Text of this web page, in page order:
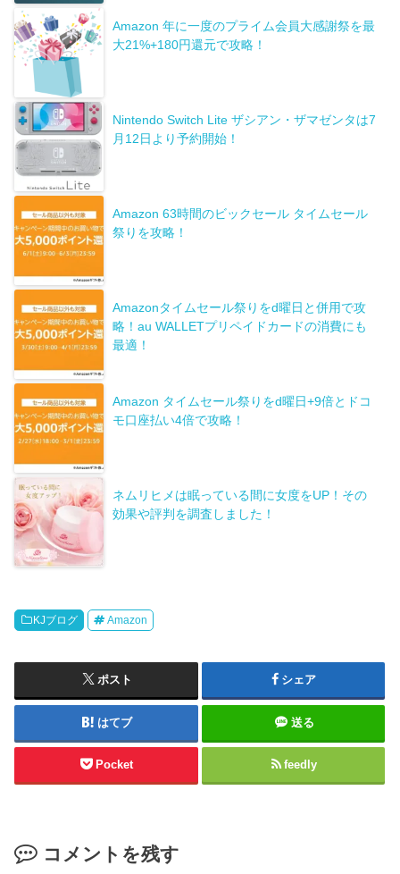
Amazon 年に一度のプライム会員大感謝祭を最
大21%+180円還元で攻略！
Nintendo Switch Lite ザシアン・ザマゼンタは7
月12日より予約開始！
Amazon 63時間のビックセール タイムセール
祭りを攻略！
Amazonタイムセール祭りをd曜日と併用で攻
略！au WALLETプリペイドカードの消費にも
最適！
Amazon タイムセール祭りをd曜日+9倍とドコ
モ口座払い4倍で攻略！
ネムリヒメは眠っている間に女度をUP！その
効果や評判を調査しました！
KJブログ Amazon
ポスト シェア
はてブ 送る
Pocket feedly
コメントを残す